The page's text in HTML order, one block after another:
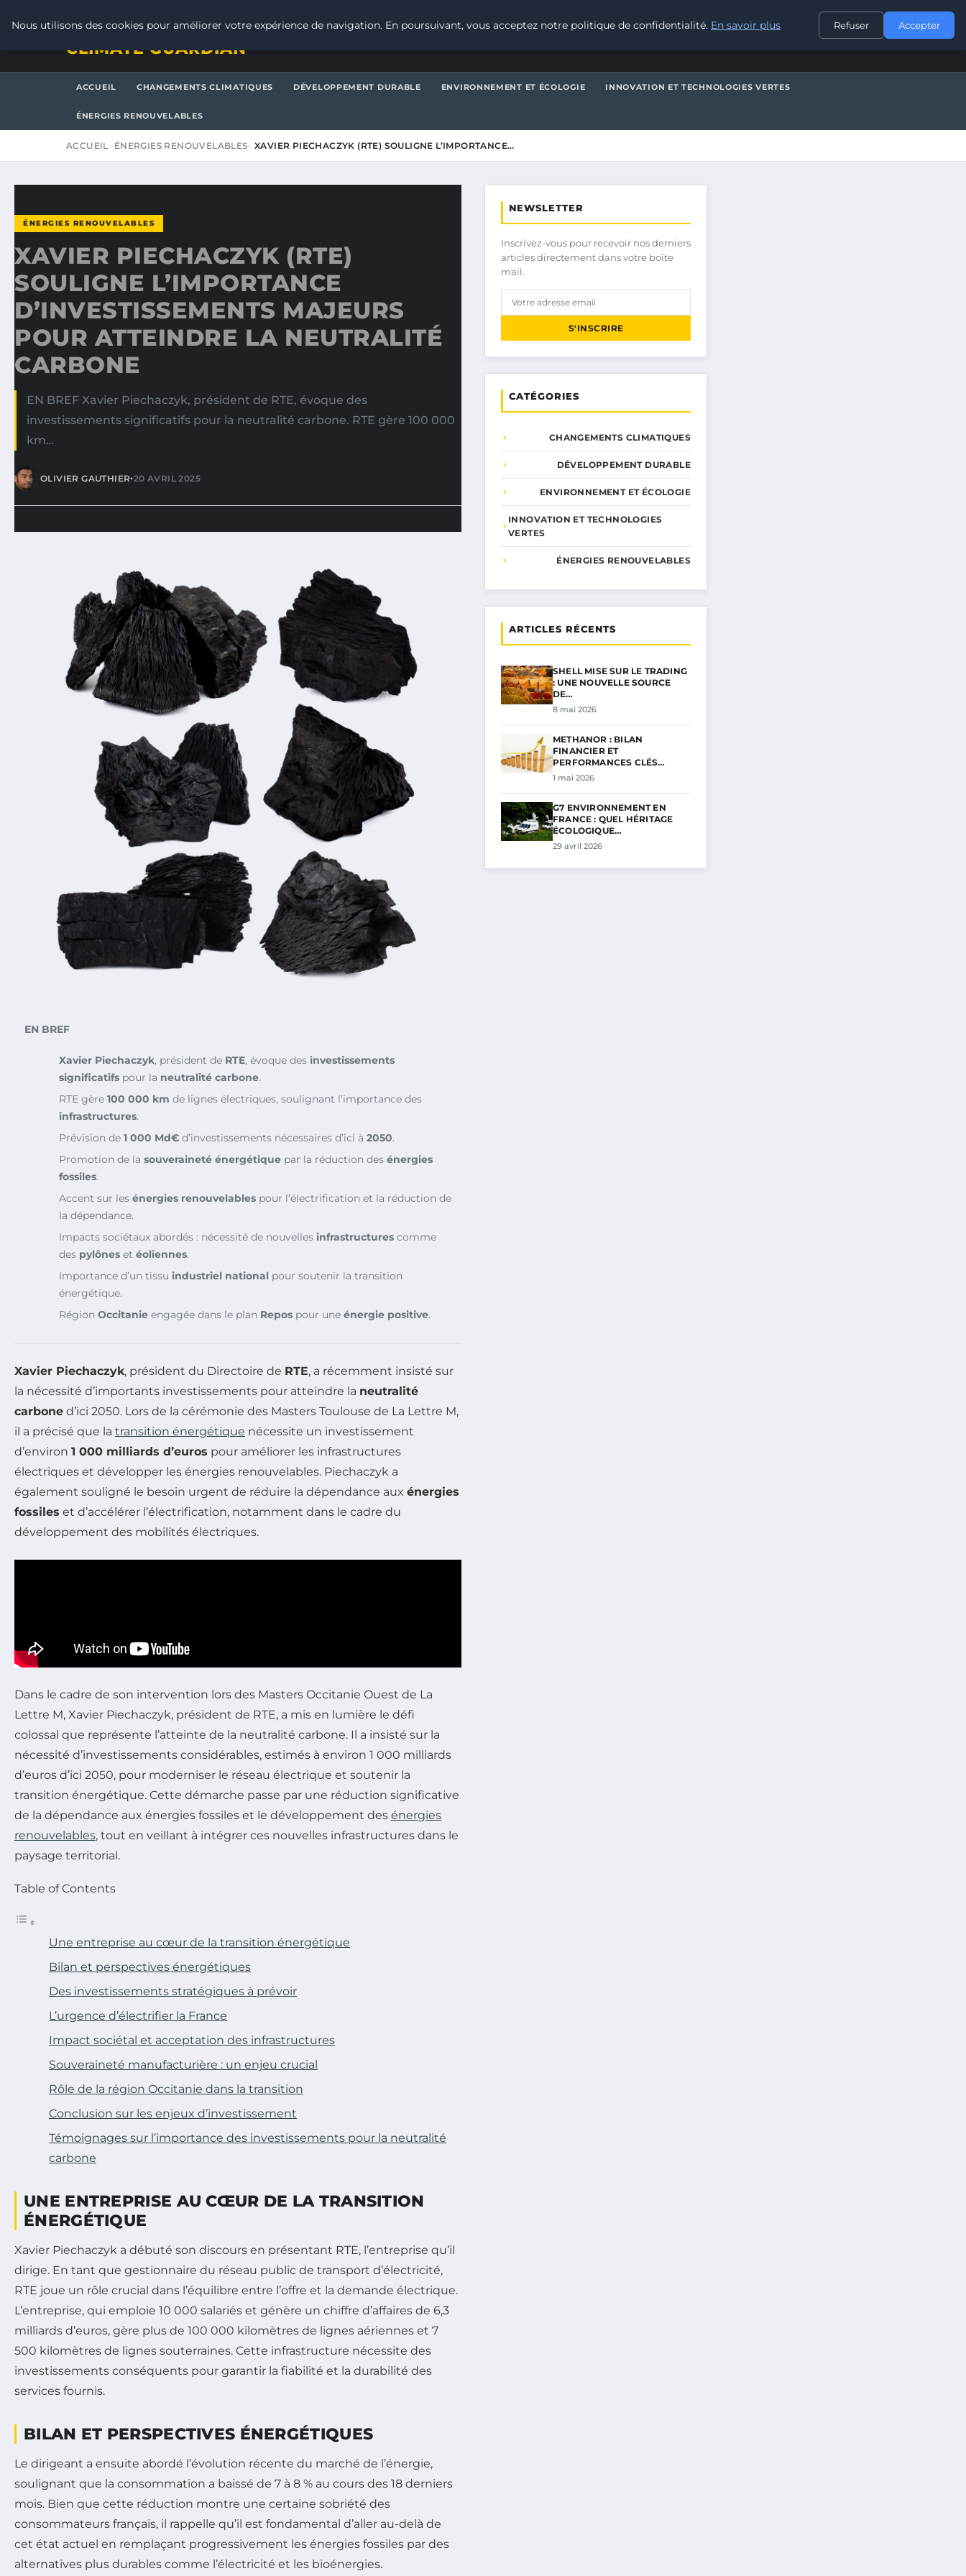
CONTACT
CLIMATE GUARDIAN
ACCUEIL CHANGEMENTS CLIMATIQUES DÉVELOPPEMENT DURABLE ENVIRONNEMENT ET ÉCOLOGIE INNOVATION ET TECHNOLOGIES VERTES
ÉNERGIES RENOUVELABLES
ACCUEIL ÉNERGIES RENOUVELABLES XAVIER PIECHACZYK (RTE) SOULIGNE L’IMPORTANCE…
ÉNERGIES RENOUVELABLES
XAVIER PIECHACZYK (RTE)
SOULIGNE L’IMPORTANCE
D’INVESTISSEMENTS MAJEURS
POUR ATTEINDRE LA NEUTRALITÉ
CARBONE
EN BREF Xavier Piechaczyk, président de RTE, évoque des
investissements significatifs pour la neutralité carbone. RTE gère 100 000
km…
OLIVIER GAUTHIER•20 AVRIL 2025
EN BREF
Xavier Piechaczyk, président de RTE, évoque des investissements
significatifs pour la neutralité carbone.
RTE gère 100 000 km de lignes électriques, soulignant l’importance des
infrastructures.
Prévision de 1 000 Md€ d’investissements nécessaires d’ici à 2050.
Promotion de la souveraineté énergétique par la réduction des énergies
fossiles.
Accent sur les énergies renouvelables pour l’électrification et la réduction de
la dépendance.
Impacts sociétaux abordés : nécessité de nouvelles infrastructures comme
des pylônes et éoliennes.
Importance d’un tissu industriel national pour soutenir la transition
énergétique.
Région Occitanie engagée dans le plan Repos pour une énergie positive.
Xavier Piechaczyk, président du Directoire de RTE, a récemment insisté sur
la nécessité d’importants investissements pour atteindre la neutralité
carbone d’ici 2050. Lors de la cérémonie des Masters Toulouse de La Lettre M,
il a précisé que la transition énergétique nécessite un investissement
d’environ 1 000 milliards d’euros pour améliorer les infrastructures
électriques et développer les énergies renouvelables. Piechaczyk a
également souligné le besoin urgent de réduire la dépendance aux énergies
fossiles et d’accélérer l’électrification, notamment dans le cadre du
développement des mobilités électriques.
Dans le cadre de son intervention lors des Masters Occitanie Ouest de La
Lettre M, Xavier Piechaczyk, président de RTE, a mis en lumière le défi
colossal que représente l’atteinte de la neutralité carbone. Il a insisté sur la
nécessité d’investissements considérables, estimés à environ 1 000 milliards
d’euros d’ici 2050, pour moderniser le réseau électrique et soutenir la
transition énergétique. Cette démarche passe par une réduction significative
de la dépendance aux énergies fossiles et le développement des énergies
renouvelables, tout en veillant à intégrer ces nouvelles infrastructures dans le
paysage territorial.
Table of Contents
Une entreprise au cœur de la transition énergétique
Bilan et perspectives énergétiques
Des investissements stratégiques à prévoir
L’urgence d’électrifier la France
Impact sociétal et acceptation des infrastructures
Souveraineté manufacturière : un enjeu crucial
Rôle de la région Occitanie dans la transition
Conclusion sur les enjeux d’investissement
Témoignages sur l’importance des investissements pour la neutralité
carbone
UNE ENTREPRISE AU CŒUR DE LA TRANSITION
ÉNERGÉTIQUE
Xavier Piechaczyk a débuté son discours en présentant RTE, l’entreprise qu’il
dirige. En tant que gestionnaire du réseau public de transport d’électricité,
RTE joue un rôle crucial dans l’équilibre entre l’offre et la demande électrique.
L’entreprise, qui emploie 10 000 salariés et génère un chiffre d’affaires de 6,3
milliards d’euros, gère plus de 100 000 kilomètres de lignes aériennes et 7
500 kilomètres de lignes souterraines. Cette infrastructure nécessite des
investissements conséquents pour garantir la fiabilité et la durabilité des
services fournis.
BILAN ET PERSPECTIVES ÉNERGÉTIQUES
Le dirigeant a ensuite abordé l’évolution récente du marché de l’énergie,
soulignant que la consommation a baissé de 7 à 8 % au cours des 18 derniers
mois. Bien que cette réduction montre une certaine sobriété des
consommateurs français, il rappelle qu’il est fondamental d’aller au-delà de
cet état actuel en remplaçant progressivement les énergies fossiles par des
alternatives plus durables comme l’électricité et les bioénergies.
NEWSLETTER
Inscrivez-vous pour recevoir nos derniers
articles directement dans votre boîte
mail.
S'INSCRIRE
CATÉGORIES
CHANGEMENTS CLIMATIQUES
DÉVELOPPEMENT DURABLE
ENVIRONNEMENT ET ÉCOLOGIE
INNOVATION ET TECHNOLOGIES
VERTES
ÉNERGIES RENOUVELABLES
ARTICLES RÉCENTS
SHELL MISE SUR LE TRADING
: UNE NOUVELLE SOURCE
DE…
8 mai 2026
METHANOR : BILAN
FINANCIER ET
PERFORMANCES CLÉS
POUR…
1 mai 2026
G7 ENVIRONNEMENT EN
FRANCE : QUEL HÉRITAGE
ÉCOLOGIQUE…
29 avril 2026
Nous utilisons des cookies pour améliorer votre expérience de navigation. En poursuivant, vous acceptez notre politique de confidentialité. En savoir plus Refuser Accepter